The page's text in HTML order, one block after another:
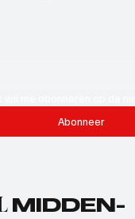
Abonneer
MIDDEN-